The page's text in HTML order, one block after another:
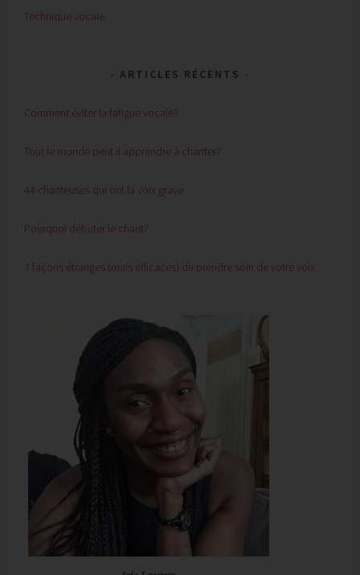
Technique vocale
ARTICLES RÉCENTS
Comment éviter la fatigue vocale?
Tout le monde peut il apprendre à chanter?
44 chanteuses qui ont la voix grave
Pourquoi débuter le chant?
7 façons étranges (mais efficaces) de prendre soin de votre voix